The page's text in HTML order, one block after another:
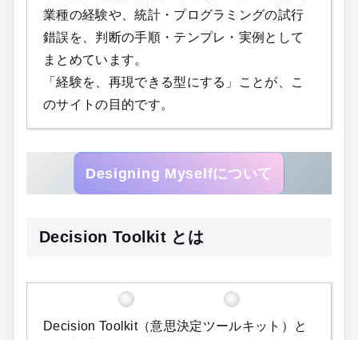
業種の経験や、統計・プログラミングの試行
錯誤を、判断の手順・テンプレ・実例として
まとめています。
「経験を、再現できる型にする」ことが、こ
のサイトの目的です。
Designing Myselfについて
Decision Toolkit とは
Decision Toolkit（意思決定ツールキット）と